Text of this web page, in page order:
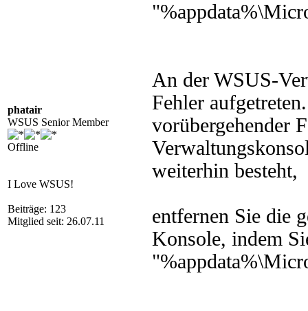
phatair
WSUS Senior Member
Offline
I Love WSUS!
Beiträge: 123
Mitglied seit: 26.07.11
An der WSUS-
Fehler
vorübergehender
weiterhin besteht,
entfernen Sie die
Konsole, indem